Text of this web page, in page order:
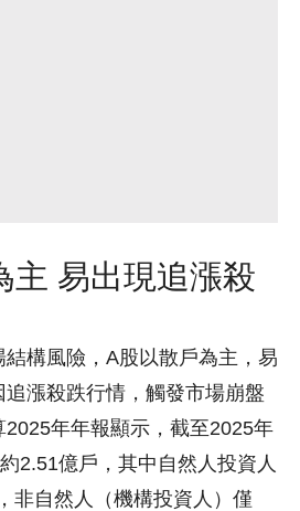
主 易出現追漲殺
構風險，A股以散戶為主，易
漲殺跌行情，觸發市場崩盤
年年報顯示，截至2025年
2.51億戶，其中自然人投資人
非自然人（機構投資人）僅